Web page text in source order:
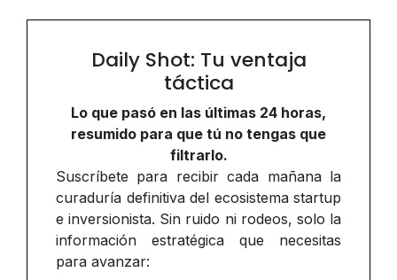
Daily Shot: Tu ventaja
táctica
Lo que pasó en las últimas 24 horas,
resumido para que tú no tengas que
filtrarlo.
Suscríbete para recibir cada mañana la
curaduría definitiva del ecosistema startup
e inversionista. Sin ruido ni rodeos, solo la
información estratégica que necesitas
para avanzar: